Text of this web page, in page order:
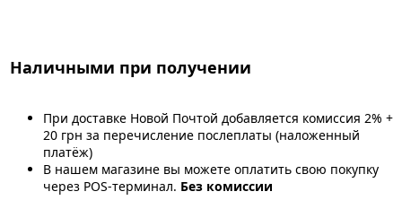
Наличными при получении
При доставке Новой Почтой добавляется комиссия 2% +
20 грн за перечисление послеплаты (наложенный
платёж)
В нашем магазине вы можете оплатить свою покупку
через POS-терминал. Без комиссии